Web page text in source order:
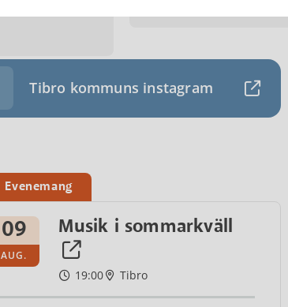
Tibro kommuns instagram
Evenemang
09
AUG.
Musik i sommarkväll
19:00 Tibro